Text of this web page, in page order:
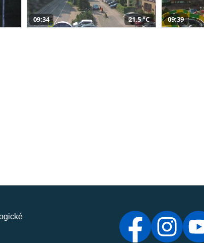
09:34 21,5 °C 09:39